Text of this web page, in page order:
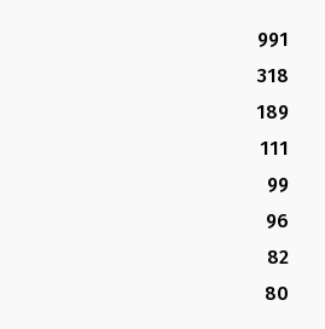
991
318
189
111
99
96
82
80